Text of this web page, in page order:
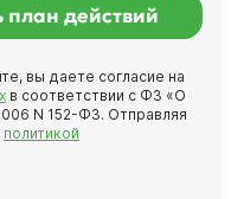
план действий
вы даете согласие на
в соответствии с ФЗ «О
N 152-ФЗ. Отправляя
политикой